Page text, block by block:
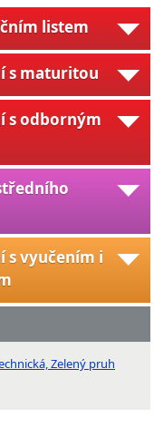
listem
s maturitou
s odborným
s vyučením i
Zelený pruh